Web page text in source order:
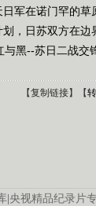
军在诺门罕的
，日苏双方在
黑--苏日二战交
【复制链接】【
|央视精品纪录片